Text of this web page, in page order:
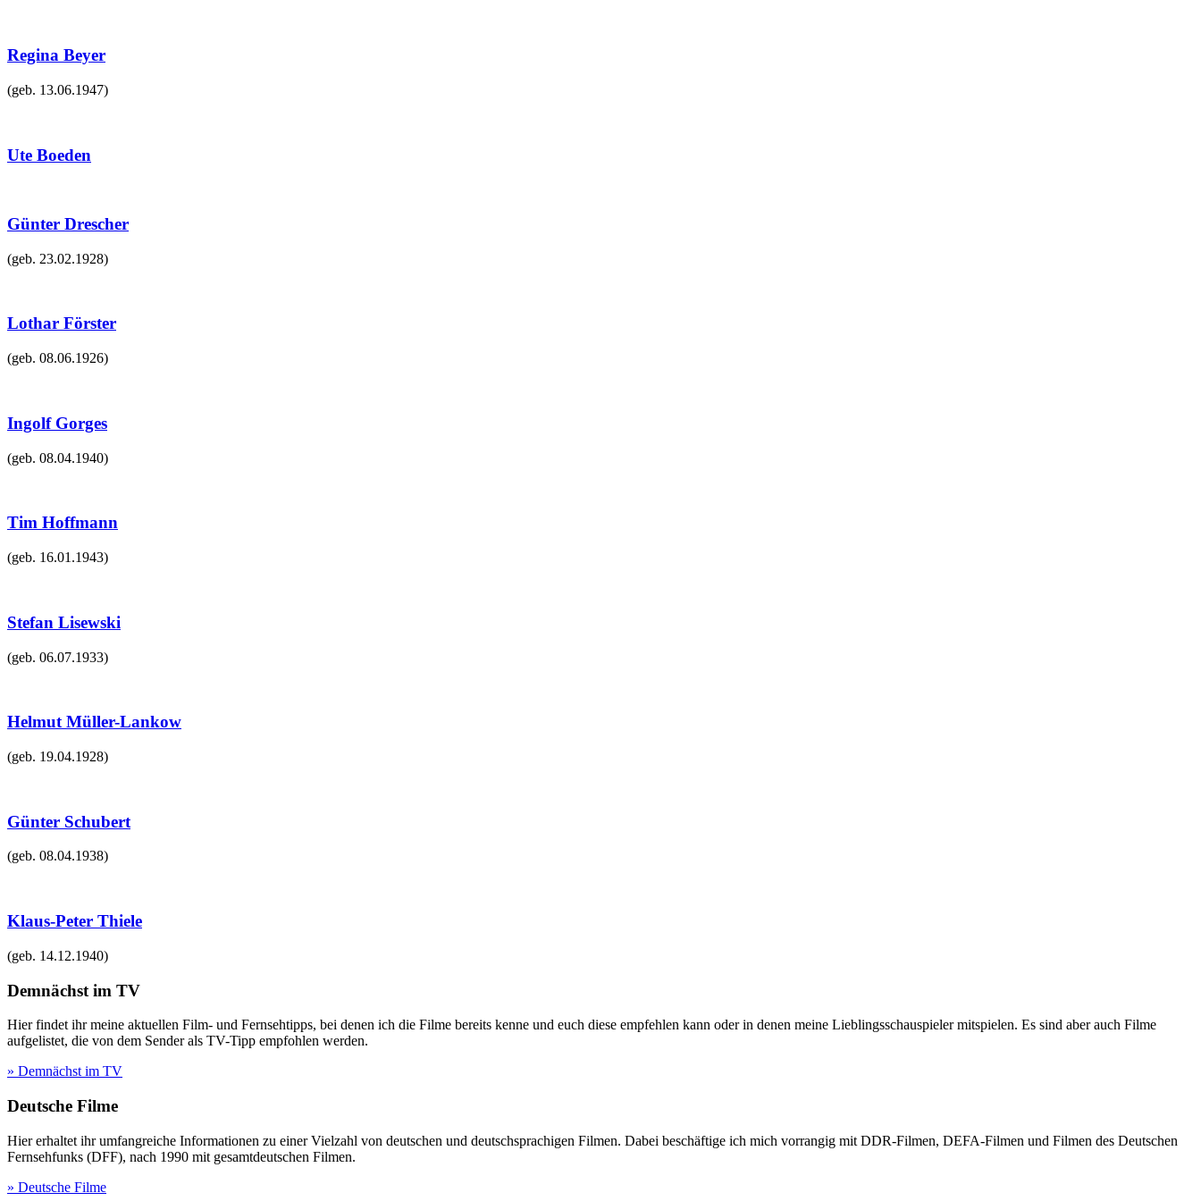
Regina Beyer
(geb. 13.06.1947)
Ute Boeden
Günter Drescher
(geb. 23.02.1928)
Lothar Förster
(geb. 08.06.1926)
Ingolf Gorges
(geb. 08.04.1940)
Tim Hoffmann
(geb. 16.01.1943)
Stefan Lisewski
(geb. 06.07.1933)
Helmut Müller-Lankow
(geb. 19.04.1928)
Günter Schubert
(geb. 08.04.1938)
Klaus-Peter Thiele
(geb. 14.12.1940)
Demnächst im TV
Hier findet ihr meine aktuellen Film- und Fernsehtipps, bei denen ich die Filme bereits kenne und euch diese empfehlen kann oder in denen meine Lieblingsschauspieler mitspielen. Es sind aber auch Filme
aufgelistet, die von dem Sender als TV-Tipp empfohlen werden.
» Demnächst im TV
Deutsche Filme
Hier erhaltet ihr umfangreiche Informationen zu einer Vielzahl von deutschen und deutschsprachigen Filmen. Dabei beschäftige ich mich vorrangig mit DDR-Filmen, DEFA-Filmen und Filmen des Deutschen
Fernsehfunks (DFF), nach 1990 mit gesamtdeutschen Filmen.
» Deutsche Filme